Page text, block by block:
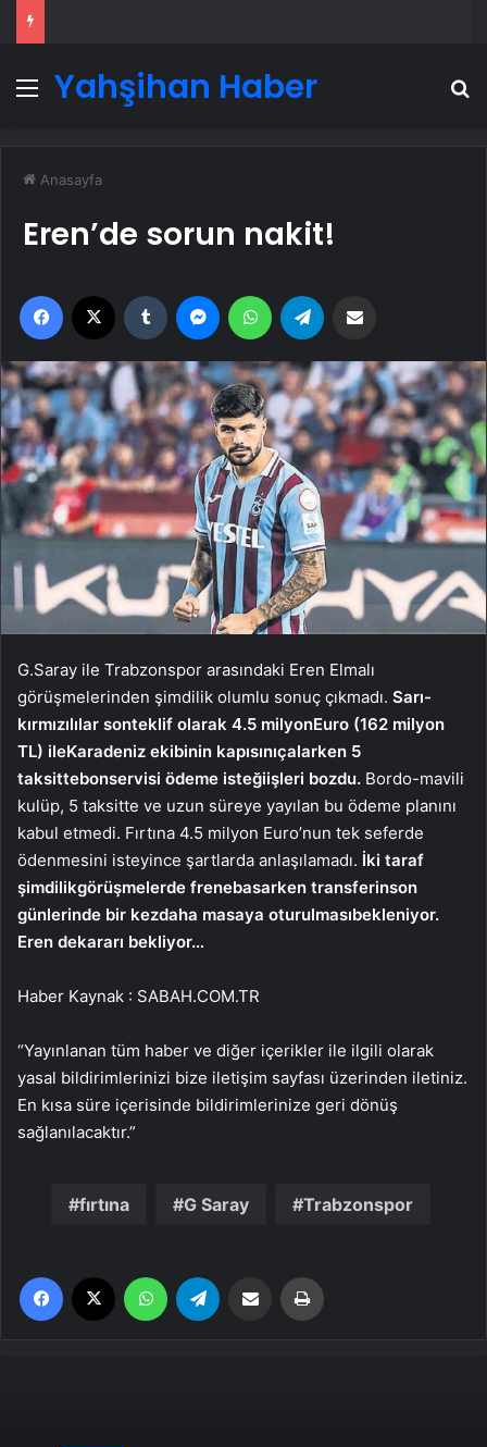
Menü
Yahşihan Haber
Anasayfa
Eren’de sorun nakit!
Facebook Tumblr MessengerWhatsApp
G.Saray ile Trabzonspor arasındaki Eren Elmalı
görüşmelerinden şimdilik olumlu sonuç çıkmadı. Sarı-
kırmızılılar sonteklif olarak 4.5 milyonEuro (162 milyon
TL) ileKaradeniz ekibinin kapısınıçalarken 5
taksittebonservisi ödeme isteğiişleri bozdu. Bordo-mavili
kulüp, 5 taksitte ve uzun süreye yayılan bu ödeme planını
kabul etmedi. Fırtına 4.5 milyon Euro’nun tek seferde
ödenmesini isteyince şartlarda anlaşılamadı. İki taraf
şimdilikgörüşmelerde frenebasarken transferinson
günlerinde bir kezdaha masaya oturulmasıbekleniyor.
Eren dekararı bekliyor…
Haber Kaynak : SABAH.COM.TR
“Yayınlanan tüm haber ve diğer içerikler ile ilgili olarak
yasal bildirimlerinizi bize iletişim sayfası üzerinden iletiniz.
En kısa süre içerisinde bildirimlerinize geri dönüş
sağlanılacaktır.”
fırtına G Saray Trabzonspor
Facebook WhatsApp Email'den paylaş